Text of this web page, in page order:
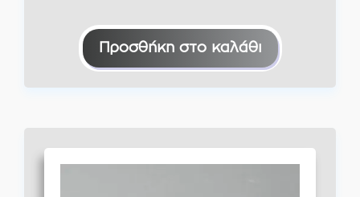
Προσθήκη στο καλάθι